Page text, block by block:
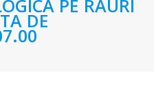
PE RAURI
DE